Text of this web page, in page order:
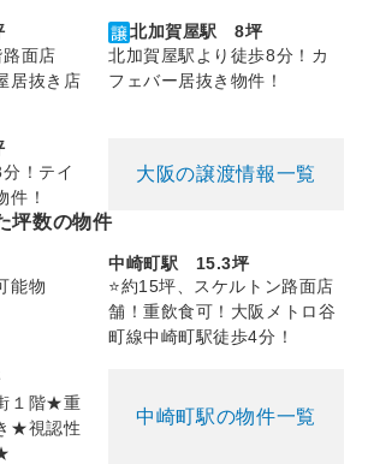
面店
居抜き店
北加賀屋駅 8坪
北加賀屋駅より徒歩8分！カ
フェバー居抜き物件！
！テイ
件！
大阪の譲渡情報一覧
坪数の物件
能物
中崎町駅 15.3坪
⭐️約15坪、スケルトン路面店
舗！重飲食可！大阪メトロ谷
町線中崎町駅徒歩4分！
１階★重
★視認性
中崎町駅の物件一覧